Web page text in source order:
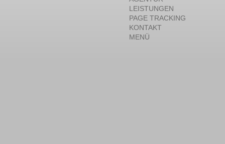
LEISTUNGEN
PAGE TRACKING
KONTAKT
MENÜ